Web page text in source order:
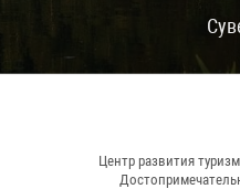
Центр развития